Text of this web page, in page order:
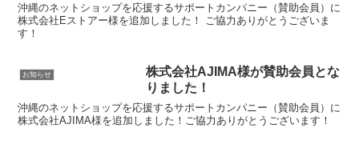
沖縄のネットショップを応援するサポートカンパニー（賛助会員）に
株式会社Eストアー様を追加しました！ ご協力ありがとうございま
す！
お知らせ
株式会社AJIMA様が賛助会員とな
りました！
沖縄のネットショップを応援するサポートカンパニー（賛助会員）に
株式会社AJIMA様を追加しました！ご協力ありがとうございます！